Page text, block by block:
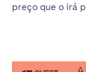
preço que o irá